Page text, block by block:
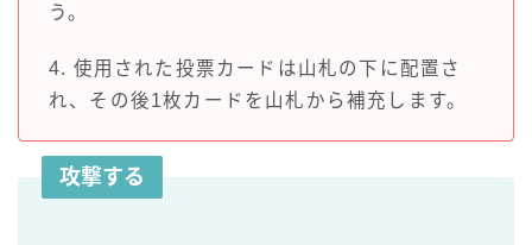
う。
4. 使用された投票カードは山札の下に配置さ
れ、その後1枚カードを山札から補充します。
攻撃する